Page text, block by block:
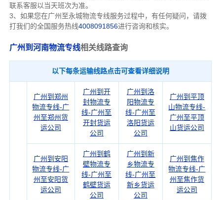
联系客服以当天班次为准。
3、如果您在广州 至永城物流专线服务过程中，有任何疑问，请拨
打我们的全国服务热线4008091856进行咨询和核实。
广州到河南物流专线相关线路查询
以下每条运输线路点击可查看详细说明
广州到郑州
物流专线-广
州至郑州货
运公司
广州到开
封物流专
线-广州至
开封货运
公司
广州到洛
阳物流专
线-广州至
洛阳货运
公司
广州到平顶
山物流专线-
广州至平顶
山货运公司
广州到安阳
物流专线-广
州至安阳货
运公司
广州到鹤
壁物流专
线-广州至
鹤壁货运
公司
广州到新
乡物流专
线-广州至
新乡货运
公司
广州到焦作
物流专线-广
州至焦作货
运公司